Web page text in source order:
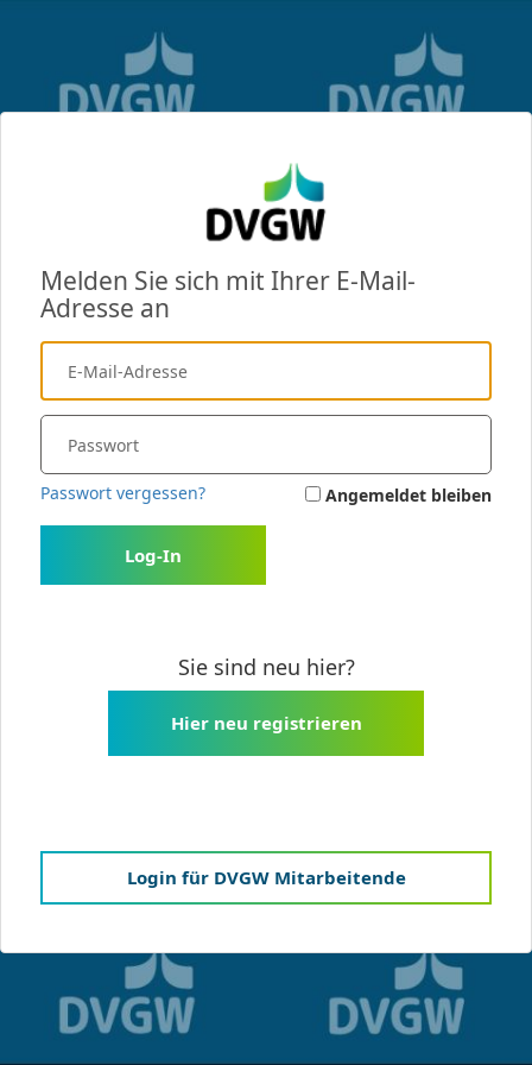
Melden Sie sich mit Ihrer E-Mail-
Adresse an
Passwort vergessen? Angemeldet bleiben
Log-In
Sie sind neu hier?
Hier neu registrieren
Login für DVGW Mitarbeitende